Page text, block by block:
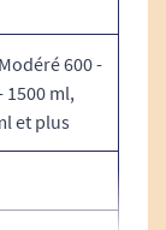
du change
:
600 -
1500 ml,
et plus